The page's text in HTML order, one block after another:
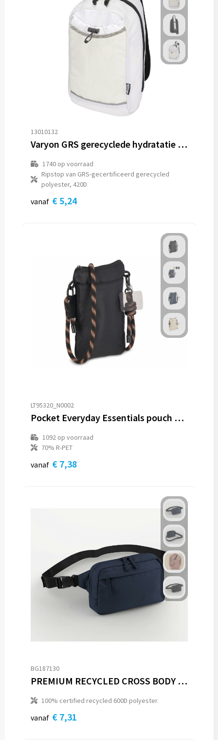
13010132
Varyon GRS gerecyclede hydratatie crossbodytas 6 l
1740op voorraad
Ripstop van GRS-gecertificeerd gerecycled
polyester, 420D
vanaf € 5,24
LT95320_N0002
Pocket Everyday Essentials pouch met paracord draagkoord
1092op voorraad
70% R-PET
vanaf € 7,38
BG187130
PREMIUM RECYCLED CROSS BODY BAG
100% certified recycled 600D polyester.
vanaf € 7,31